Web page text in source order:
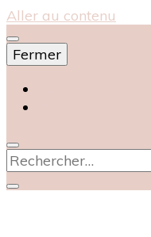
Aller au contenu
Fermer
Rechercher :